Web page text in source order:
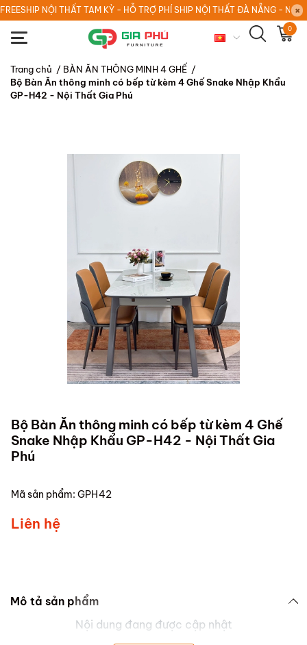
FREESHIP NỘI THẤT TAM KỲ - HỖ TRỢ PHÍ SHIP NỘI THẤT ĐÀ NẴNG - NỘI
0
Trang chủ / BÀN ĂN THÔNG MINH 4 GHẾ /
Bộ Bàn Ăn thông minh có bếp từ kèm 4 Ghế Snake Nhập Khẩu
GP-H42 - Nội Thất Gia Phú
Bộ Bàn Ăn thông minh có bếp từ kèm 4 Ghế
Snake Nhập Khẩu GP-H42 - Nội Thất Gia
Phú
Mã sản phẩm: GPH42
Liên hệ
Mô tả sản phẩm
Nội dung đang được cập nhật